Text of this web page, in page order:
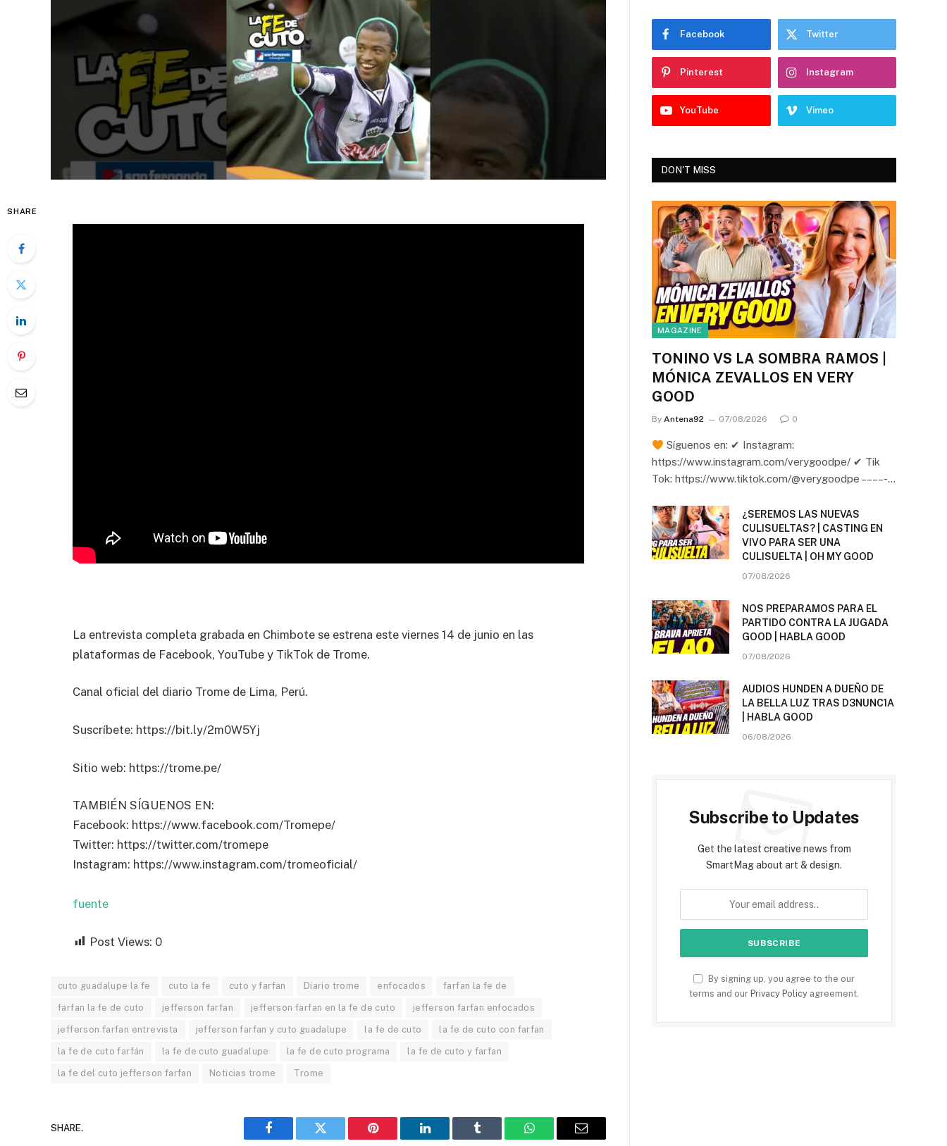
SHARE
La entrevista completa grabada en Chimbote se estrena este viernes 14 de junio en las
plataformas de Facebook, YouTube y TikTok de Trome.
Canal oficial del diario Trome de Lima, Perú.
Suscríbete: https://bit.ly/2m0W5Yj
Sitio web: https://trome.pe/
TAMBIÉN SÍGUENOS EN:
Facebook: https://www.facebook.com/Tromepe/
Twitter: https://twitter.com/tromepe
Instagram: https://www.instagram.com/tromeoficial/
fuente
Post Views: 0
cuto guadalupe la fe cuto la fe cuto y farfan Diario trome enfocados farfan la fe de
farfan la fe de cuto jefferson farfan jefferson farfan en la fe de cuto jefferson farfan enfocados
jefferson farfan entrevista jefferson farfan y cuto guadalupe la fe de cuto la fe de cuto con farfan
la fe de cuto farfán la fe de cuto guadalupe la fe de cuto programa la fe de cuto y farfan
la fe del cuto jefferson farfan Noticias trome Trome
SHARE.
Facebook Twitter Pinterest LinkedIn Tumblr WhatsAppEmail
Facebook Twitter
Pinterest Instagram
YouTube Vimeo
DON'T MISS
MAGAZINE
TONINO VS LA SOMBRA RAMOS |
MÓNICA ZEVALLOS EN VERY
GOOD
By Antena92 07/08/2026 0
Síguenos en: ✔ Instagram:
https://www.instagram.com/verygoodpe/ ✔ Tik
Tok: https://www.tiktok.com/@verygoodpe – – – – -…
¿SEREMOS LAS NUEVAS
CULISUELTAS? | CASTING EN
VIVO PARA SER UNA
CULISUELTA | OH MY GOOD
07/08/2026
NOS PREPARAMOS PARA EL
PARTIDO CONTRA LA JUGADA
GOOD | HABLA GOOD
07/08/2026
AUDIOS HUNDEN A DUEÑO DE
LA BELLA LUZ TRAS D3NUNC1A
| HABLA GOOD
06/08/2026
Subscribe to Updates
Get the latest creative news from
SmartMag about art & design.
By signing up, you agree to the our
terms and our Privacy Policy agreement.